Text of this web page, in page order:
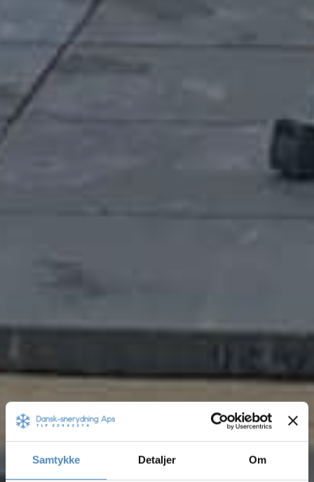
Samtykke Detaljer Om
Få et tilbud
Vi vender tilbage hurtigst muligt.